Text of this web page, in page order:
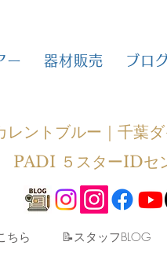
ー 器材販売 ブロ
レントブルー｜千葉
PADI ５スターIDセ
ちら ​📝スタッフBLOG